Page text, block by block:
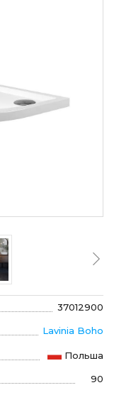
37012900
Lavinia Boho
Польша
90